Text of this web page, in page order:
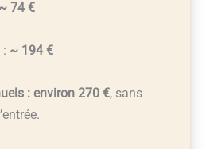
~ 74 €
: ~ 194 €
: environ 270 €, sans